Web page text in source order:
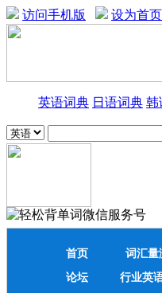
访问手机版 设为首页
英语词典 日语词典 韩
首页 词汇量
论坛
行业英